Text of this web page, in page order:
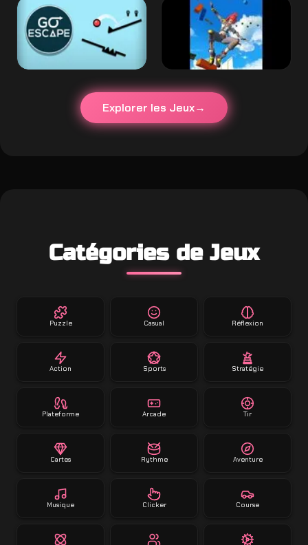
Explorer les Jeux
Catégories de Jeux
Puzzle Casual Réflexion
Action Sports Stratégie
Plateforme Arcade Tir
Cartes Rythme Aventure
Musique Clicker Course